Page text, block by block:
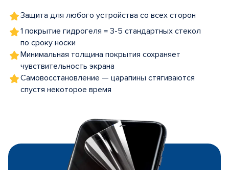
Защита для любого устройства со всех сторон
1 покрытие гидрогеля = 3-5 стандартных стекол
по сроку носки
Минимальная толщина покрытия сохраняет
чувствительность экрана
Самовосстановление — царапины стягиваются
спустя некоторое время